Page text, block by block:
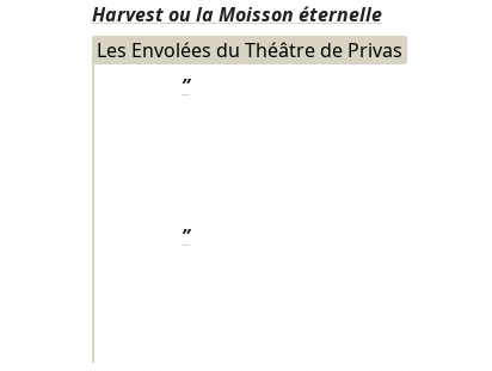
Harvest ou la Moisson éternelle
Les Envolées du Théâtre de Privas
”
”